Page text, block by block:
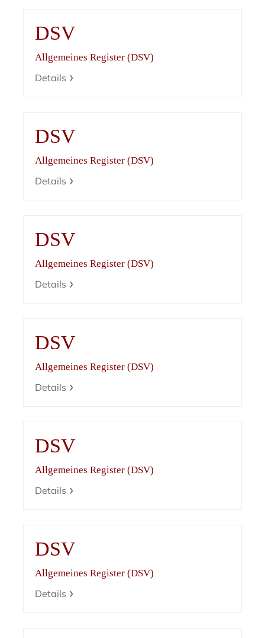
DSV
Allgemeines Register (DSV)
Details
DSV
Allgemeines Register (DSV)
Details
DSV
Allgemeines Register (DSV)
Details
DSV
Allgemeines Register (DSV)
Details
DSV
Allgemeines Register (DSV)
Details
DSV
Allgemeines Register (DSV)
Details